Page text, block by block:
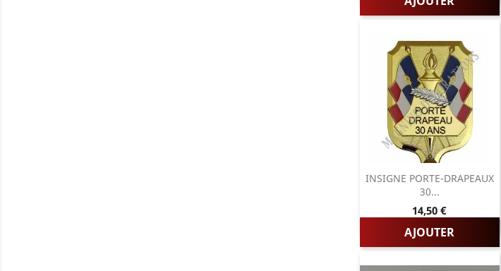
INSIGNE PORTE-DRAPEAUX
30...
Prix
14,50 €
AJOUTER